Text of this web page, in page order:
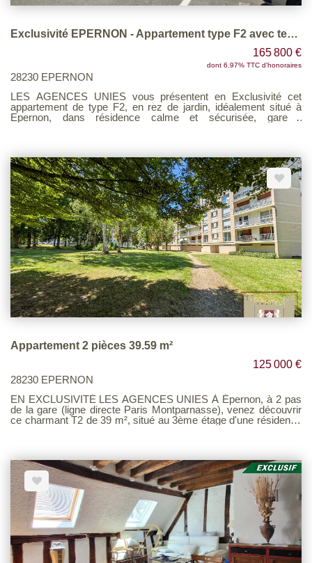
Exclusivité EPERNON - Appartement type F2 avec terrasse
165 800 €
dont 6.97% TTC d'honoraires
28230 EPERNON
LES AGENCES UNIES vous présentent en Exclusivité cet
appartement de type F2, en rez de jardin, idéalement situé à
Epernon, dans résidence calme et sécurisée, gare ,
Place de stationnement aérienne. Cellier . Copropriété récente
de 73 lots dont 20 d'habitations.. Voir page 7 du Barème
d'honoraires consultable sur notre site
Appartement 2 pièces 39.59 m²
125 000 €
28230 EPERNON
EN EXCLUSIVITÉ LES AGENCES UNIES À Épernon, à 2 pas
de la gare (ligne directe Paris Montparnasse), venez découvrir
ce charmant T2 de 39 m², situé au 3ème étage d'une résidence
bénéficie d'une luminosité idéale toute la journée : douce le
matin, ensoleillée en journée, sans excès de chaleur (il est
équipé de 3 stores bannes). Cet appartement comprend
également une cave privative, pratique pour le stockage. Son
chauffage est collectif au gaz de ville (compris dans les charges
de copropriété) ! Les atouts : - Appartement lumineux avec vue
sur verdure - Exposition sud-est, ensoleillement optimal -
Ascenseur neuf - Proximité immédiate de la gare et des
commodités - Cave privative - Parking - Résidence bien
entretenue